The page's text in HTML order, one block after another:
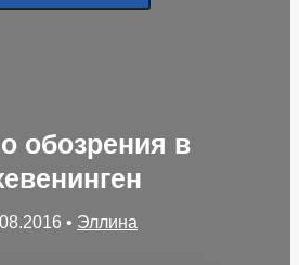
обозрения в
• Эллина